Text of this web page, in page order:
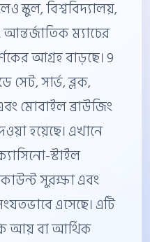
স্কুল, বিশ্ববিদ্যালয়,
আন্তর্জাতিক ম্যাচের
আগ্রহ বাড়ছে। 9
সেট, সার্ভ, ব্লক,
মোবাইল ব্রাউজিং
হয়েছে। এখানে
স্টাইল
সুরক্ষা এবং
এসেছে। এটি
আয় বা আর্থিক